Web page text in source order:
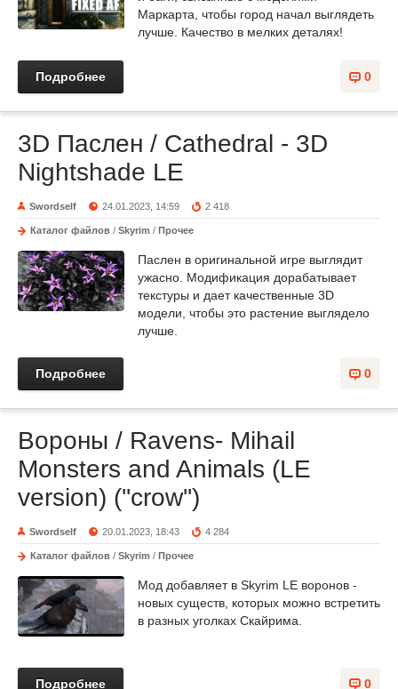
Маркарта, чтобы город начал выглядеть
лучше. Качество в мелких деталях!
0
Подробнее
3D Паслен / Cathedral - 3D
Nightshade LE
Swordself 24.01.2023, 14:59 2 418
Каталог файлов / Skyrim / Прочее
Паслен в оригинальной игре выглядит
ужасно. Модификация дорабатывает
текстуры и дает качественные 3D
модели, чтобы это растение выглядело
лучше.
0
Подробнее
Вороны / Ravens- Mihail
Monsters and Animals (LE
version) (''crow'')
Swordself 20.01.2023, 18:43 4 284
Каталог файлов / Skyrim / Прочее
Мод добавляет в Skyrim LE воронов -
новых существ, которых можно встретить
в разных уголках Скайрима.
0
Подробнее